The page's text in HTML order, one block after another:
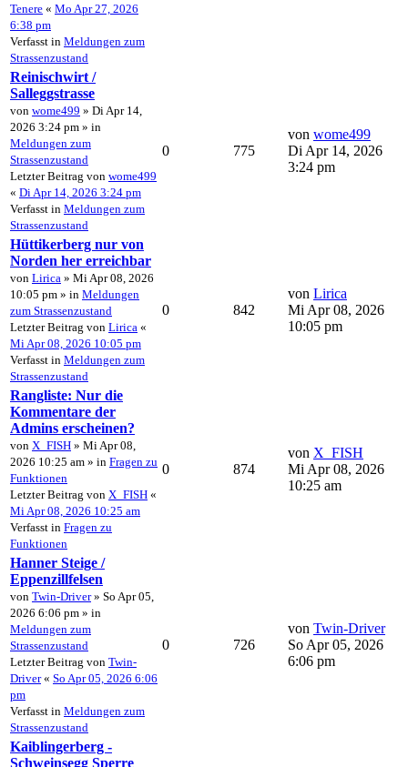
Tenere « Mo Apr 27, 2026
6:38 pm
Verfasst in Meldungen zum
Strassenzustand
Reinischwirt /
Salleggstrasse
von wome499 » Di Apr 14,
2026 3:24 pm » in
Meldungen zum
Strassenzustand
Letzter Beitrag von wome499
« Di Apr 14, 2026 3:24 pm
Verfasst in Meldungen zum
Strassenzustand
0 775
von wome499
Di Apr 14, 2026
3:24 pm
Hüttikerberg nur von
Norden her erreichbar
von Lirica » Mi Apr 08, 2026
10:05 pm » in Meldungen
zum Strassenzustand
Letzter Beitrag von Lirica «
Mi Apr 08, 2026 10:05 pm
Verfasst in Meldungen zum
Strassenzustand
0 842
von Lirica
Mi Apr 08, 2026
10:05 pm
Rangliste: Nur die
Kommentare der
Admins erscheinen?
von X_FISH » Mi Apr 08,
2026 10:25 am » in Fragen zu
Funktionen
Letzter Beitrag von X_FISH «
Mi Apr 08, 2026 10:25 am
Verfasst in Fragen zu
Funktionen
0 874
von X_FISH
Mi Apr 08, 2026
10:25 am
Hanner Steige /
Eppenzillfelsen
von Twin-Driver» So Apr 05,
2026 6:06 pm » in
Meldungen zum
Strassenzustand
Letzter Beitrag von Twin-
Driver« So Apr 05, 2026 6:06
pm
Verfasst in Meldungen zum
Strassenzustand
0 726
von Twin-Driver
So Apr 05, 2026
6:06 pm
Kaiblingerberg -
Schweinsegg Sperre